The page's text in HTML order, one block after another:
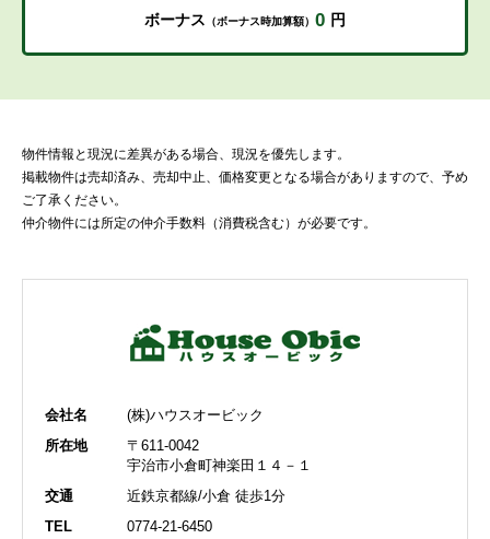
ボーナス （ボーナス時加算額） 0 円
物件情報と現況に差異がある場合、現況を優先します。
掲載物件は売却済み、売却中止、価格変更となる場合がありますので、予め
ご了承ください。
仲介物件には所定の仲介手数料（消費税含む）が必要です。
会社名
(株)ハウスオービック
所在地
〒611-0042
宇治市小倉町神楽田１４－１
交通
近鉄京都線/小倉 徒歩1分
TEL
0774-21-6450